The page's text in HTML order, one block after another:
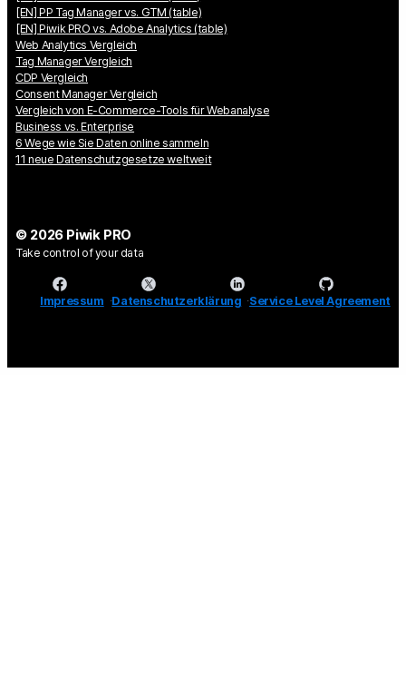
[EN] PP Tag Manager vs. GTM (table)
[EN] Piwik PRO vs. Adobe Analytics (table)
Web Analytics Vergleich
Tag Manager Vergleich
CDP Vergleich
Consent Manager Vergleich
Vergleich von E-Commerce-Tools für Webanalyse
Business vs. Enterprise
6 Wege wie Sie Daten online sammeln
11 neue Datenschutzgesetze weltweit
© 2026 Piwik PRO
Take control of your data
Impressum Datenschutzerklärung Service Level Agreement